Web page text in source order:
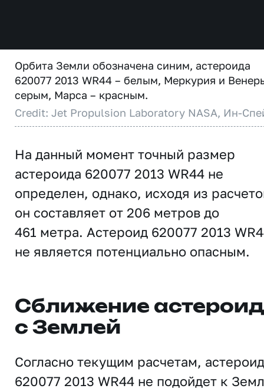
Орбита Земли обозначена синим, астероида
620077 2013 WR44 – белым, Меркурия и
серым, Марса – красным.
Credit: Jet Propulsion Laboratory NASA, Ин-
На данный момент точный размер
астероида 620077 2013 WR44 не
определен, однако, исходя из
он составляет от 206 метров до
461 метра. Астероид 620077 2013
не является потенциально опасным.
Сближение
с Землей
Согласно текущим расчетам, астероид
620077 2013 WR44 не подойдет к